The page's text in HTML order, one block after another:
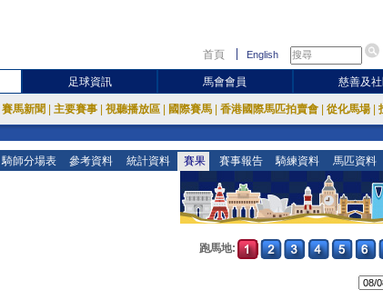
首頁 English
足球資訊 馬會會員 慈善及
賽馬新聞 主要賽事 視聽播放區 國際賽馬 香港國際馬匹拍賣會 從化馬場
騎師分場表 參考資料 統計資料 賽果 賽事報告 騎練資料 馬匹資料
跑馬地: